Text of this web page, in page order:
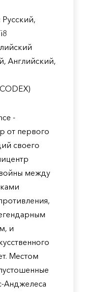
Русский,
Английский,
-
от первого
своего
между
и
Местом
Анджелеса